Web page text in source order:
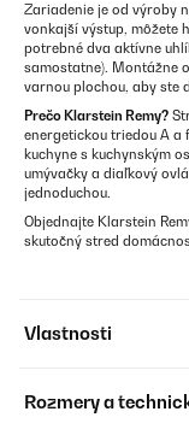
Zariadenie je od výroby
vonkajší výstup, môžete
potrebné dva aktívne
samostatne). Montážne
varnou plochou, aby ste
Prečo Klarstein Remy?
energetickou triedou A
kuchyne s kuchynským
umývačky a diaľkový
jednoduchou.
Objednajte Klarstein
skutočný stred
Vlastnosti
Rozmery a